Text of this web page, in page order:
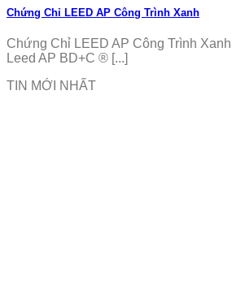
Chứng Chỉ LEED AP Công Trình Xanh
Chứng Chỉ LEED AP Công Trình
Leed AP BD+C ® [...]
TIN MỚI NHẤT